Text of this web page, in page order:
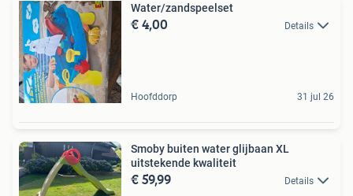
Water/zandspeelset
€ 4,00 Details
Hoofddorp 31 jul 26
Smoby buiten water glijbaan XL
uitstekende kwaliteit
€ 59,99 Details